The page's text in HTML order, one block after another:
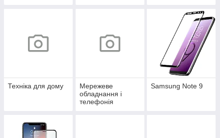
Техніка для дому
Мережеве
обладнання і
телефонія
Samsung Note 9